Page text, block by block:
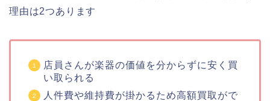
理由は2つあります
店員さんが楽器の価値を分からずに安く買
い取られる
人件費や維持費が掛かるため高額買取がで